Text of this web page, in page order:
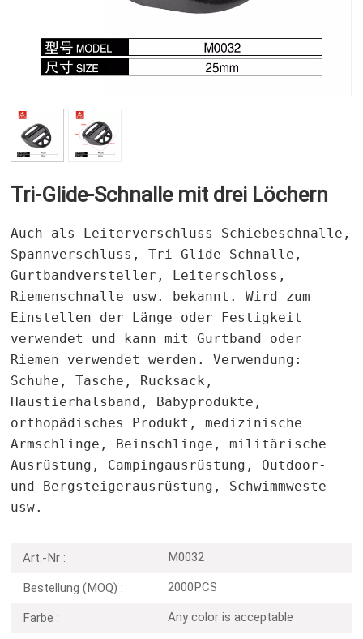
Tri-Glide-Schnalle mit drei Löchern
Auch als Leiterverschluss-Schiebeschnalle,
Spannverschluss, Tri-Glide-Schnalle,
Gurtbandversteller, Leiterschloss,
Riemenschnalle usw. bekannt. Wird zum
Einstellen der Länge oder Festigkeit
verwendet und kann mit Gurtband oder
Riemen verwendet werden. Verwendung:
Schuhe, Tasche, Rucksack,
Haustierhalsband, Babyprodukte,
orthopädisches Produkt, medizinische
Armschlinge, Beinschlinge, militärische
Ausrüstung, Campingausrüstung, Outdoor-
und Bergsteigerausrüstung, Schwimmweste
usw.
Art.-Nr : M0032
Bestellung (MOQ) : 2000PCS
Farbe : Any color is acceptable